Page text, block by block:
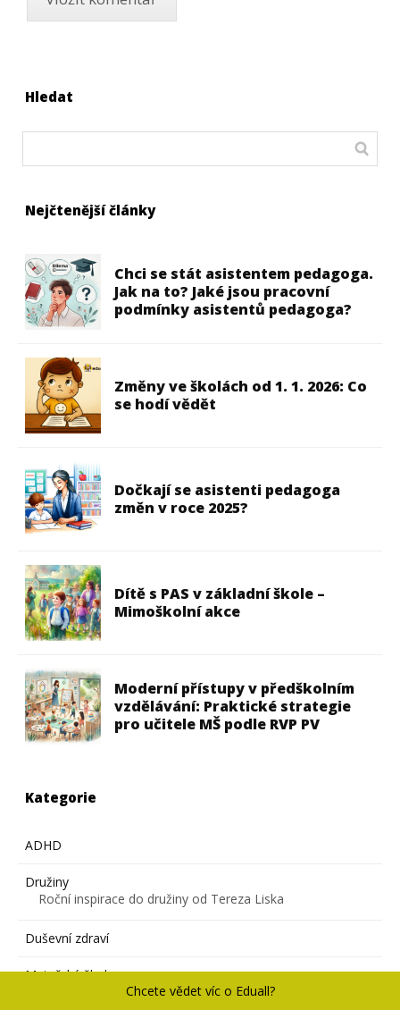
Hledat
Nejčtenější články
Chci se stát asistentem pedagoga.
Jak na to? Jaké jsou pracovní
podmínky asistentů pedagoga?
Změny ve školách od 1. 1. 2026: Co
se hodí vědět
Dočkají se asistenti pedagoga
změn v roce 2025?
Dítě s PAS v základní škole –
Mimoškolní akce
Moderní přístupy v předškolním
vzdělávání: Praktické strategie
pro učitele MŠ podle RVP PV
Kategorie
ADHD
Družiny
Roční inspirace do družiny od Tereza Liska
Duševní zdraví
Mateřské školy
Chcete vědet víc o Eduall?